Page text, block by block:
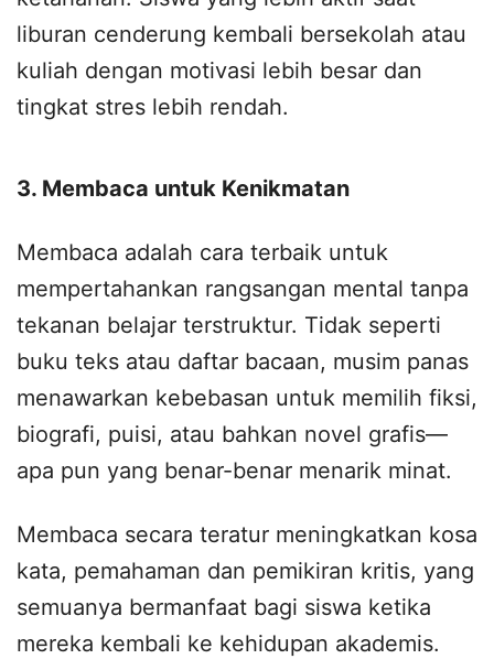
liburan cenderung kembali bersekolah atau
kuliah dengan motivasi lebih besar dan
tingkat stres lebih rendah.
3. Membaca untuk Kenikmatan
Membaca adalah cara terbaik untuk
mempertahankan rangsangan mental tanpa
tekanan belajar terstruktur. Tidak seperti
buku teks atau daftar bacaan, musim panas
menawarkan kebebasan untuk memilih fiksi,
biografi, puisi, atau bahkan novel grafis—
apa pun yang benar-benar menarik minat.
Membaca secara teratur meningkatkan kosa
kata, pemahaman dan pemikiran kritis, yang
semuanya bermanfaat bagi siswa ketika
mereka kembali ke kehidupan akademis.